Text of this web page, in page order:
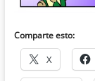
Comparte esto:
X